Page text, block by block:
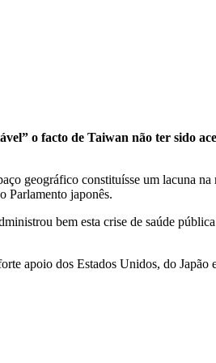
o facto de Taiwan não ter sido
geográfico constituísse um lacuna
Parlamento japonês.
bem esta crise de saúde
apoio dos Estados Unidos, do